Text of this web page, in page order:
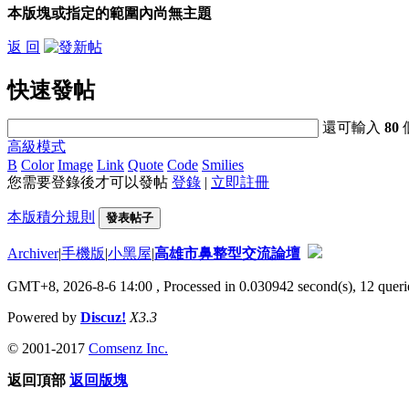
本版塊或指定的範圍內尚無主題
返 回
快速發帖
還可輸入80
高級模式
B Color Image Link Quote Code Smilies
您需要登錄後才可以發帖 登錄 | 立即註冊
本版積分規則 發表帖子
Archiver|手機版|小黑屋|高雄市鼻整型交流論壇
GMT+8, 2026-8-6 14:00 , Processed in 0.030942 second(s), 12
Powered by Discuz! X3.3
© 2001-2017 Comsenz Inc.
返回頂部 返回版塊